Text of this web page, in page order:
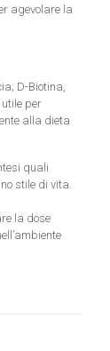
agevolare la
D-Biotina,
per
alla dieta
quali
stile di vita.
la dose